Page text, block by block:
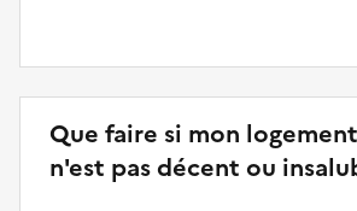
Que faire si mon
n'est pas décent ou